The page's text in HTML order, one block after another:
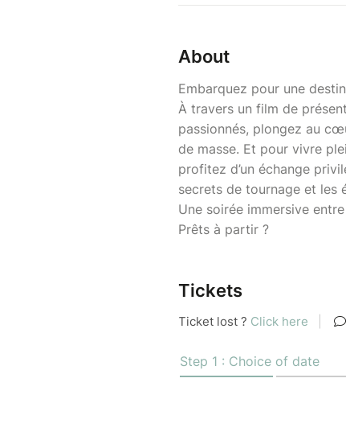
About
Embarquez pour une
À travers un film de
passionnés, plongez au
de masse. Et pour vivre
profitez d’un échange
secrets de tournage et les
Une soirée immersive
Prêts à partir ?
Tickets